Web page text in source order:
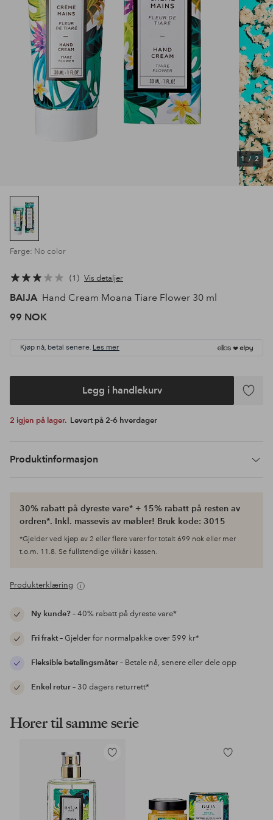
1/2
Farge: No color
1 Vis detaljer
BAIJA Hand Cream Moana Tiare Flower 30 ml
99 NOK
Kjøp nå, betal senere. Les mer
Legg i handlekurv
Legg
2 igjen på lager. Levert på 2-6 hverdager
Produktinformasjon
30% rabatt på dyreste vare* + 15% rabatt på resten av
ordren*. Inkl. massevis av møbler! Bruk kode: 3015
*Gjelder ved kjøp av 2 eller flere varer for totalt 699 nok eller mer
t.o.m. 11.8. Se fullstendige vilkår i kassen.
Produkterklæring
Ny kunde?– 40% rabatt på dyreste vare*
Fri frakt– Gjelder for normalpakke over 599 kr*
Fleksible betalingsmåter– Betale nå, senere eller dele opp
Enkel retur– 30 dagers returrett*
Hører til samme serie
Legg
Legg